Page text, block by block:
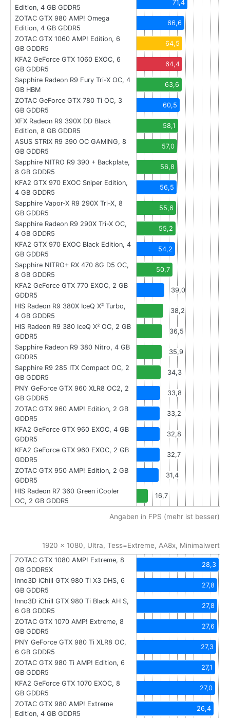
Edition, 4 GB GDDR5
71,4
ZOTAC GTX 980 AMP! Omega
Edition, 4 GB GDDR5
66,6
ZOTAC GTX 1060 AMP! Edition, 6
GB GDDR5
64,5
KFA2 GeForce GTX 1060 EXOC, 6
GB GDDR5
64,4
Sapphire Radeon R9 Fury Tri-X OC, 4
GB HBM
63,6
ZOTAC GeForce GTX 780 Ti OC, 3
GB GDDR5
60,5
XFX Radeon R9 390X DD Black
Edition, 8 GB GDDR5
58,1
ASUS STRIX R9 390 OC GAMING, 8
GB GDDR5
57,0
Sapphire NITRO R9 390 + Backplate,
8 GB GDDR5
56,8
KFA2 GTX 970 EXOC Sniper Edition,
4 GB GDDR5
56,5
Sapphire Vapor-X R9 290X Tri-X, 8
GB GDDR5
55,6
Sapphire Radeon R9 290X Tri-X OC,
4 GB GDDR5
55,2
KFA2 GTX 970 EXOC Black Edition, 4
GB GDDR5
54,2
Sapphire NITRO+ RX 470 8G D5 OC,
8 GB GDDR5
50,7
KFA2 GeForce GTX 770 EXOC, 2 GB
GDDR5
39,0
HIS Radeon R9 380X IceQ X² Turbo,
4 GB GDDR5
38,2
HIS Radeon R9 380 IceQ X² OC, 2 GB
GDDR5
36,5
Sapphire Radeon R9 380 Nitro, 4 GB
GDDR5
35,9
Sapphire R9 285 ITX Compact OC, 2
GB GDDR5
34,3
PNY GeForce GTX 960 XLR8 OC2, 2
GB GDDR5
33,8
ZOTAC GTX 960 AMP! Edition, 2 GB
GDDR5
33,2
KFA2 GeForce GTX 960 EXOC, 4 GB
GDDR5
32,8
KFA2 GeForce GTX 960 EXOC, 2 GB
GDDR5
32,7
ZOTAC GTX 950 AMP! Edition, 2 GB
GDDR5
31,4
HIS Radeon R7 360 Green iCooler
OC, 2 GB GDDR5
16,7
Angaben in FPS (mehr ist besser)
1920 x 1080, Ultra, Tess=Extreme, AA8x, Minimalwert
ZOTAC GTX 1080 AMP! Extreme, 8
GB GDDR5X
28,3
Inno3D iChill GTX 980 Ti X3 DHS, 6
GB GDDR5
27,8
Inno3D iChill GTX 980 Ti Black AH S,
6 GB GDDR5
27,8
ZOTAC GTX 1070 AMP! Extreme, 8
GB GDDR5
27,6
PNY GeForce GTX 980 Ti XLR8 OC,
6 GB GDDR5
27,3
ZOTAC GTX 980 Ti AMP! Edition, 6
GB GDDR5
27,1
KFA2 GeForce GTX 1070 EXOC, 8
GB GDDR5
27,0
ZOTAC GTX 980 AMP! Extreme
Edition, 4 GB GDDR5
26,4